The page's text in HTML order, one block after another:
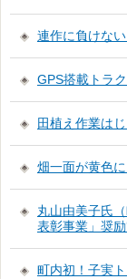
連作に負けな
GPS搭載トラ
田植え作業はじ
畑一面が黄色
丸山由美子氏
表彰事業」奨励
町内初！子実